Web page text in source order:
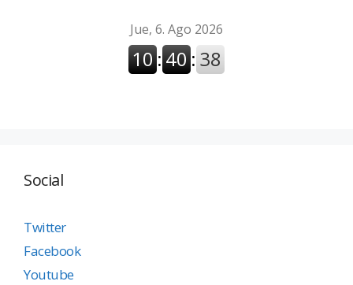
Social
Twitter
Facebook
Youtube